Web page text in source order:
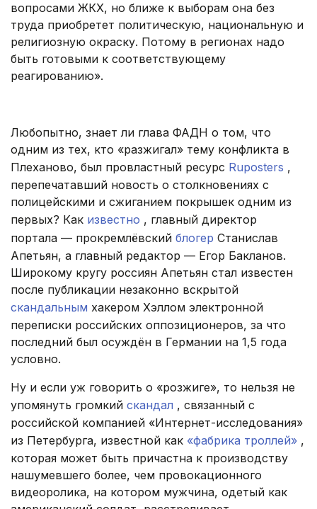
вопросами ЖКХ, но ближе к выборам она без
труда приобретет политическую, национальную и
религиозную окраску. Потому в регионах надо
быть готовыми к соответствующему
реагированию».
Любопытно, знает ли глава ФАДН о том, что
одним из тех, кто «разжигал» тему конфликта в
Плеханово, был провластный ресурс Ruposters ,
перепечатавший новость о столкновениях с
полицейскими и сжиганием покрышек одним из
первых? Как известно , главный директор
портала — прокремлёвский блогер Станислав
Апетьян, а главный редактор — Егор Бакланов.
Широкому кругу россиян Апетьян стал известен
после публикации незаконно вскрытой
скандальным хакером Хэллом электронной
переписки российских оппозиционеров, за что
последний был осуждён в Германии на 1,5 года
условно.
Ну и если уж говорить о «розжиге», то нельзя не
упомянуть громкий скандал , связанный с
российской компанией «Интернет-исследования»
из Петербурга, известной как «фабрика троллей» ,
которая может быть причастна к производству
нашумевшего более, чем провокационного
видеоролика, на котором мужчина, одетый как